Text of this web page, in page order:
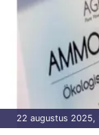
22 augustus 2025,